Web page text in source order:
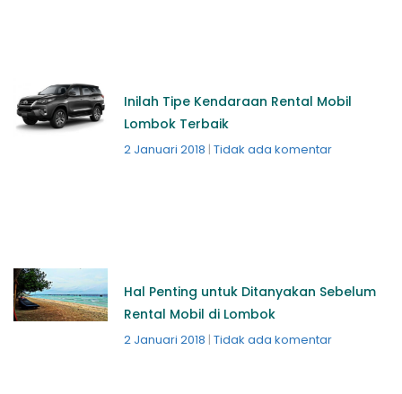
Inilah Tipe Kendaraan Rental Mobil
Lombok Terbaik
2 Januari 2018 Tidak ada komentar
Hal Penting untuk Ditanyakan Sebelum
Rental Mobil di Lombok
2 Januari 2018 Tidak ada komentar